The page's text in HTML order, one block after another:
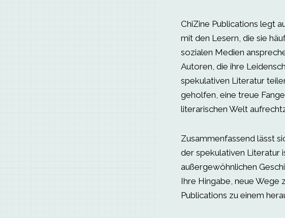
ChiZine Publications legt
mit den Lesern, die sie
sozialen Medien
Autoren, die ihre
spekulativen Literatur
geholfen, eine treue
literarischen Welt
Zusammenfassend lässt
der spekulativen Literatur
außergewöhnlichen
Ihre Hingabe, neue Wege
Publications zu einem